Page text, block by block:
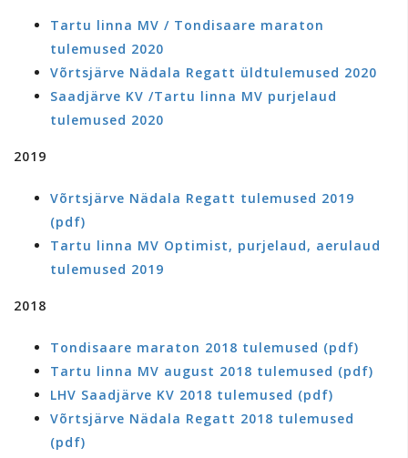
Tartu linna MV / Tondisaare maraton
tulemused 2020
Võrtsjärve Nädala Regatt üldtulemused 2020
Saadjärve KV /Tartu linna MV purjelaud
tulemused 2020
2019
Võrtsjärve Nädala Regatt tulemused 2019
(pdf)
Tartu linna MV Optimist, purjelaud, aerulaud
tulemused 2019
2018
Tondisaare maraton 2018 tulemused (pdf)
Tartu linna MV august 2018 tulemused (pdf)
LHV Saadjärve KV 2018 tulemused (pdf)
Võrtsjärve Nädala Regatt 2018 tulemused
(pdf)